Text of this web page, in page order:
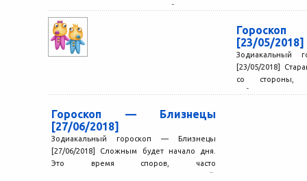
Более того, часто приходится обсуждать...
[23/05/2018]
Зодиакальный
[23/05/2018]
со стороны,
собственные
Гороскоп — Близнецы
[27/06/2018]
Зодиакальный гороскоп — Близнецы
[27/06/2018] Сложным будет начало дня.
Это время споров, часто
неконструктивных, и взаимных претензий.